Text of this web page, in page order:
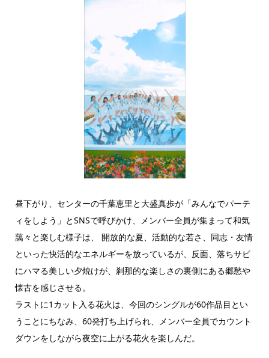
昼下がり、センターの千葉恵里と大盛真歩が「みんなでパーテ
ィをしよう」とSNSで呼びかけ、メンバー全員が集まって和気
藹々と楽しむ様子は、 開放的な夏、活動的な若さ、同志・友情
といった快活的なエネルギーを放っているが、反面、落ちサビ
にハマる美しい夕焼けが、刹那的な楽しさの裏側にある郷愁や
懐古を感じさせる。
ラストに1カット入る花火は、今回のシングルが60作品目とい
うことにちなみ、60発打ち上げられ、メンバー全員でカウント
ダウンをしながら夜空に上がる花火を楽しんだ。